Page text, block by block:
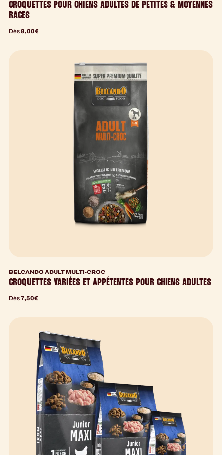
CROQUETTES POUR CHIENS ADULTES DE PETITES & MOYENNES
RACES
Dès8,00€
BELCANDO ADULT MULTI-CROC
CROQUETTES VARIÉES ET APPÉTENTES POUR CHIENS ADULTES
Dès7,50€